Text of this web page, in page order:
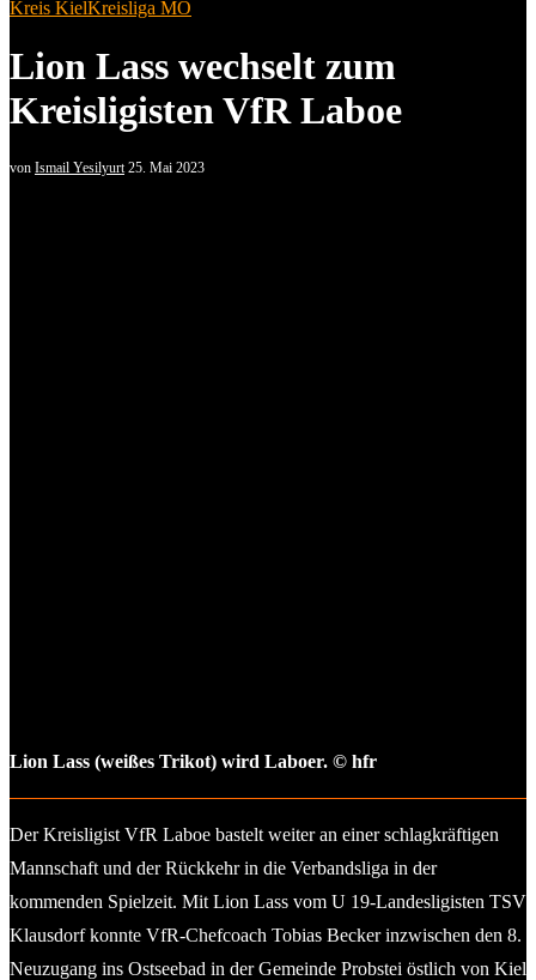
Kreis KielKreisliga MO
Lion Lass wechselt zum
Kreisligisten VfR Laboe
von Ismail Yesilyurt 25. Mai 2023
Lion Lass (weißes Trikot) wird Laboer. © hfr
Der Kreisligist VfR Laboe bastelt weiter an einer schlagkräftigen
Mannschaft und der Rückkehr in die Verbandsliga in der
kommenden Spielzeit. Mit Lion Lass vom U 19-Landesligisten TSV
Klausdorf konnte VfR-Chefcoach Tobias Becker inzwischen den 8.
Neuzugang ins Ostseebad in der Gemeinde Probstei östlich von Kiel